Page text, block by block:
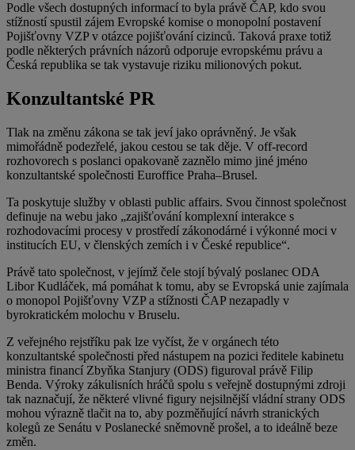
Podle všech dostupných informací to byla právě ČAP, kdo svou
stížností spustil zájem Evropské komise o monopolní postavení
Pojišťovny VZP v otázce pojišťování cizinců. Taková praxe totiž
podle některých právních názorů odporuje evropskému právu a
Česká republika se tak vystavuje riziku milionových pokut.
Konzultantské PR
Tlak na změnu zákona se tak jeví jako oprávněný. Je však
mimořádně podezřelé, jakou cestou se tak děje. V off-record
rozhovorech s poslanci opakovaně zaznělo mimo jiné jméno
konzultantské společnosti Euroffice Praha–Brusel.
Ta poskytuje služby v oblasti public affairs. Svou činnost společnost
definuje na webu jako „zajišťování komplexní interakce s
rozhodovacími procesy v prostředí zákonodárné i výkonné moci v
institucích EU, v členských zemích i v České republice“.
Právě tato společnost, v jejímž čele stojí bývalý poslanec ODA
Libor Kudláček, má pomáhat k tomu, aby se Evropská unie zajímala
o monopol Pojišťovny VZP a stížnosti ČAP nezapadly v
byrokratickém molochu v Bruselu.
Z veřejného rejstříku pak lze vyčíst, že v orgánech této
konzultantské společnosti před nástupem na pozici ředitele kabinetu
ministra financí Zbyňka Stanjury (ODS) figuroval právě Filip
Benda. Výroky zákulisních hráčů spolu s veřejně dostupnými zdroji
tak naznačují, že některé vlivné figury nejsilnější vládní strany ODS
mohou výrazně tlačit na to, aby pozměňující návrh stranických
kolegů ze Senátu v Poslanecké sněmovně prošel, a to ideálně beze
změn.